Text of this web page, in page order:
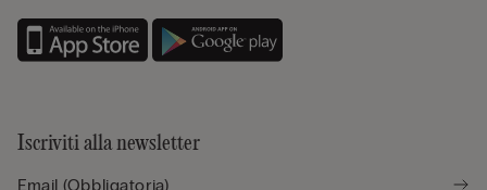
Iscriviti alla newsletter